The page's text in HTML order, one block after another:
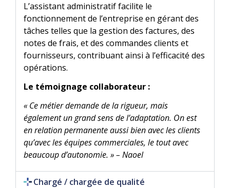
L’assistant administratif facilite le
fonctionnement de l’entreprise en gérant des
tâches telles que la gestion des factures, des
notes de frais, et des commandes clients et
fournisseurs, contribuant ainsi à l’efficacité des
opérations.
Le témoignage collaborateur :
« Ce métier demande de la rigueur, mais
également un grand sens de l’adaptation. On est
en relation permanente aussi bien avec les clients
qu’avec les équipes commerciales, le tout avec
beaucoup d’autonomie. » – Naoel
Chargé / chargée de qualité​